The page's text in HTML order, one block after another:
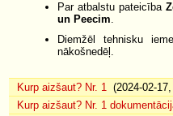
Par atbalstu pateicība
un Peecim.
Diemžēl tehnisku
nākošnedēļ.
Kurp aizšaut? Nr. 1 (2024-02-
Kurp aizšaut? Nr. 1